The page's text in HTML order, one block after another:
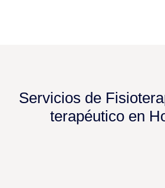
Servicios de
terapéutico en